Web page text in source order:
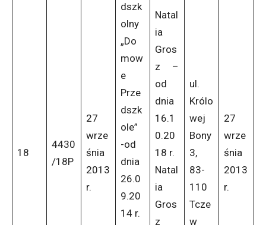
18
4430
/18P
27
wrze
śnia
2013
r.
dszk
olny
„Do
mow
e
Prze
dszk
ole”
-od
dnia
26.0
9.20
14 r.
Natal
ia
Gros
z –
od
dnia
16.1
0.20
18 r.
Natal
ia
Gros
z
ul.
Królo
wej
Bony
3,
83-
110
Tcze
w
27
wrze
śnia
2013
r.